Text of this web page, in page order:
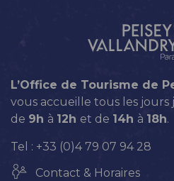
L’Office de Tourisme de
vous accueille tous les
de 9h à 12h et de 14h à 18h.
Tel : +33 (0)4 79 07 94 28
Contact & Horaires